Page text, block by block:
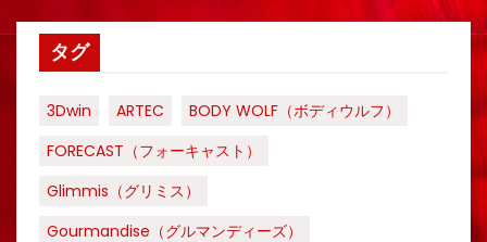
タグ
3Dwin ARTEC
BODY WOLF（ボディウルフ）
FORECAST（フォーキャスト）
Glimmis（グリミス）
Gourmandise（グルマンディーズ）